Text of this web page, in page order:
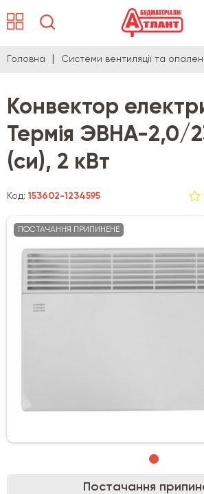
Головна Системи вентиляції та
Конвектор
Термія ЭВНА-2,0/
(си), 2 кВт
Код:153602-1234595
ПОСТАЧАННЯ ПРИПИНЕНЕ
Постачання